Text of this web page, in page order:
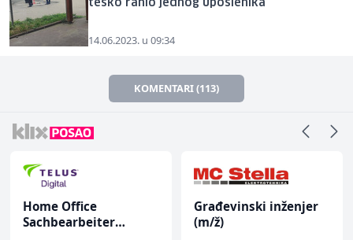
teško ranio jednog uposlenika
14.06.2023. u 09:34
KOMENTARI (113)
Home Office
Sachbearbeiter
Građevinski inženjer
(m/ž)